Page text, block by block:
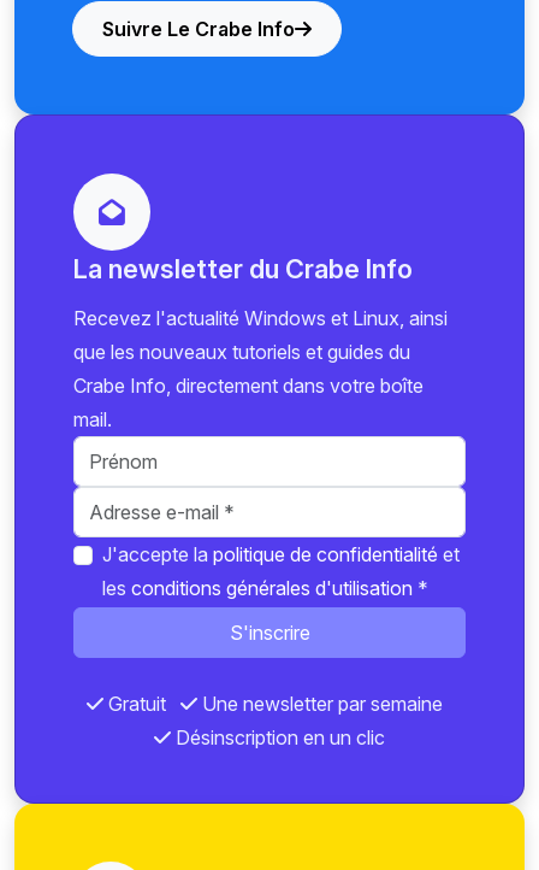
Suivre Le Crabe Info
La newsletter du Crabe Info
Recevez l'actualité Windows et Linux, ainsi
que les nouveaux tutoriels et guides du
Crabe Info, directement dans votre boîte
mail.
J'accepte la politique de confidentialité et
les conditions générales d'utilisation *
S'inscrire
Gratuit
Une newsletter par semaine
Désinscription en un clic